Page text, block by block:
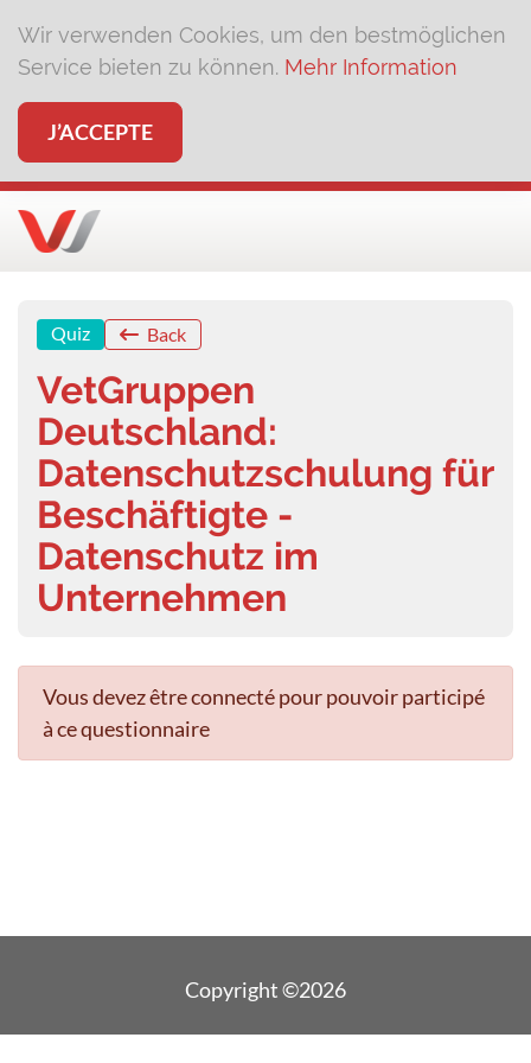
Wir verwenden Cookies, um den bestmöglichen
Service bieten zu können. Mehr Information
J’ACCEPTE
Quiz Back
VetGruppen
Deutschland:
Datenschutzschulung für
Beschäftigte -
Datenschutz im
Unternehmen
Vous devez être connecté pour pouvoir participé
à ce questionnaire
Copyright ©2026